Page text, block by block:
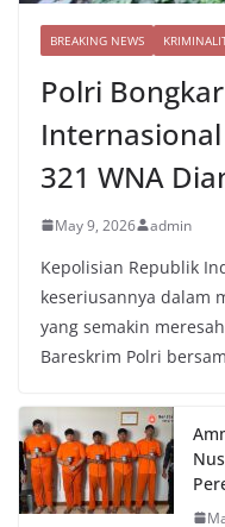
BREAKING NEWS
Polri
321 WNA
May 9, 2026 admin
Kepolisian Republik
keseriusannya dalam
yang semakin
Bareskrim Polri